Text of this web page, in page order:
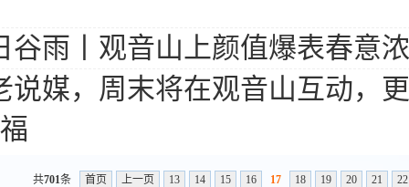
谷雨丨观音山上颜值爆表春意
说媒，周末将在观音山互动，
共701条 首页 上一页 13 14 15 16 17 18 19 20 21 22